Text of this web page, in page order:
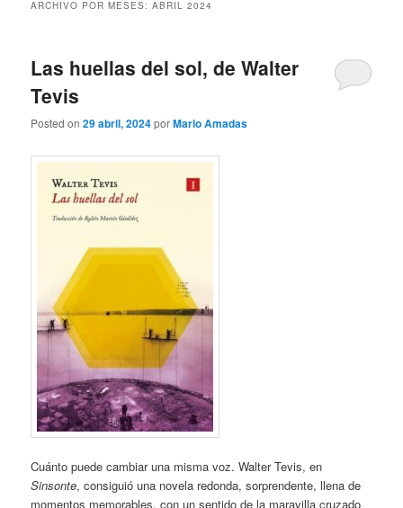
ARCHIVO POR MESES:ABRIL 2024
Las huellas del sol, de Walter
Tevis
Posted on29 abril, 2024porMario Amadas
Cuánto puede cambiar una misma voz. Walter Tevis, en
Sinsonte, consiguió una novela redonda, sorprendente, llena de
momentos memorables, con un sentido de la maravilla cruzado